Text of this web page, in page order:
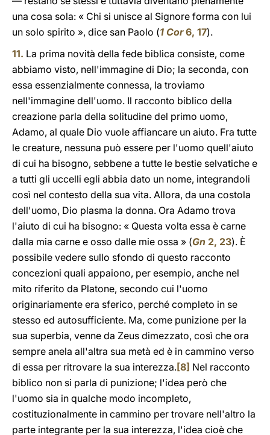
una cosa sola: « Chi si unisce al Signore forma con lui
un solo spirito », dice san Paolo (1 Cor6, 17).
11. La prima novità della fede biblica consiste, come
abbiamo visto, nell'immagine di Dio; la seconda, con
essa essenzialmente connessa, la troviamo
nell'immagine dell'uomo. Il racconto biblico della
creazione parla della solitudine del primo uomo,
Adamo, al quale Dio vuole affiancare un aiuto. Fra tutte
le creature, nessuna può essere per l'uomo quell'aiuto
di cui ha bisogno, sebbene a tutte le bestie selvatiche e
a tutti gli uccelli egli abbia dato un nome, integrandoli
così nel contesto della sua vita. Allora, da una costola
dell'uomo, Dio plasma la donna. Ora Adamo trova
l'aiuto di cui ha bisogno: « Questa volta essa è carne
dalla mia carne e osso dalle mie ossa » (Gn 2, 23). È
possibile vedere sullo sfondo di questo racconto
concezioni quali appaiono, per esempio, anche nel
mito riferito da Platone, secondo cui l'uomo
originariamente era sferico, perché completo in se
stesso ed autosufficiente. Ma, come punizione per la
sua superbia, venne da Zeus dimezzato, così che ora
sempre anela all'altra sua metà ed è in cammino verso
di essa per ritrovare la sua interezza.[8] Nel racconto
biblico non si parla di punizione; l'idea però che
l'uomo sia in qualche modo incompleto,
costituzionalmente in cammino per trovare nell'altro la
parte integrante per la sua interezza, l'idea cioè che